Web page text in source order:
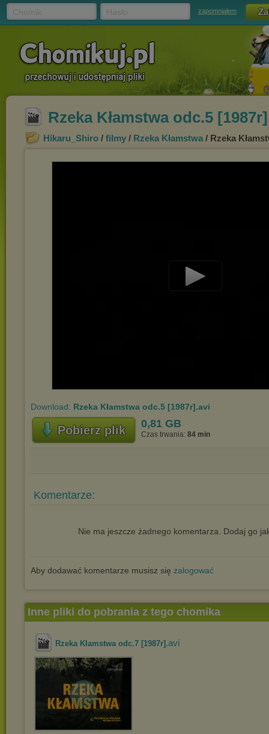
zapomniałem
Rzeka Kłamstwa odc.5
Hikaru_Shiro / filmy / Rzeka Kłamstwa / Rzeka
Download: Rzeka Kłamstwa odc.5 [1987r].avi
Pobierz plik 0,81 GB
Czas trwania: 84 min
Komentarze:
Nie ma jeszcze żadnego komentarza. Dodaj go
Aby dodawać komentarze musisz się zalogować
Inne pliki do pobrania z tego chomika
Rzeka Kłamstwa odc.7 [1987r] .avi